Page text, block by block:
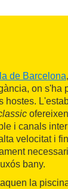
de Barcelona
on s'ha
hostes.
i canals
velocitat i
bany.
la